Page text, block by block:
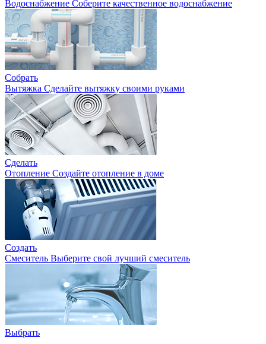
Водоснабжение Соберите качественное водоснабжение
Собрать
Вытяжка Сделайте вытяжку своими руками
Сделать
Отопление Создайте отопление в доме
Создать
Смеситель Выберите свой лучший смеситель
Выбрать